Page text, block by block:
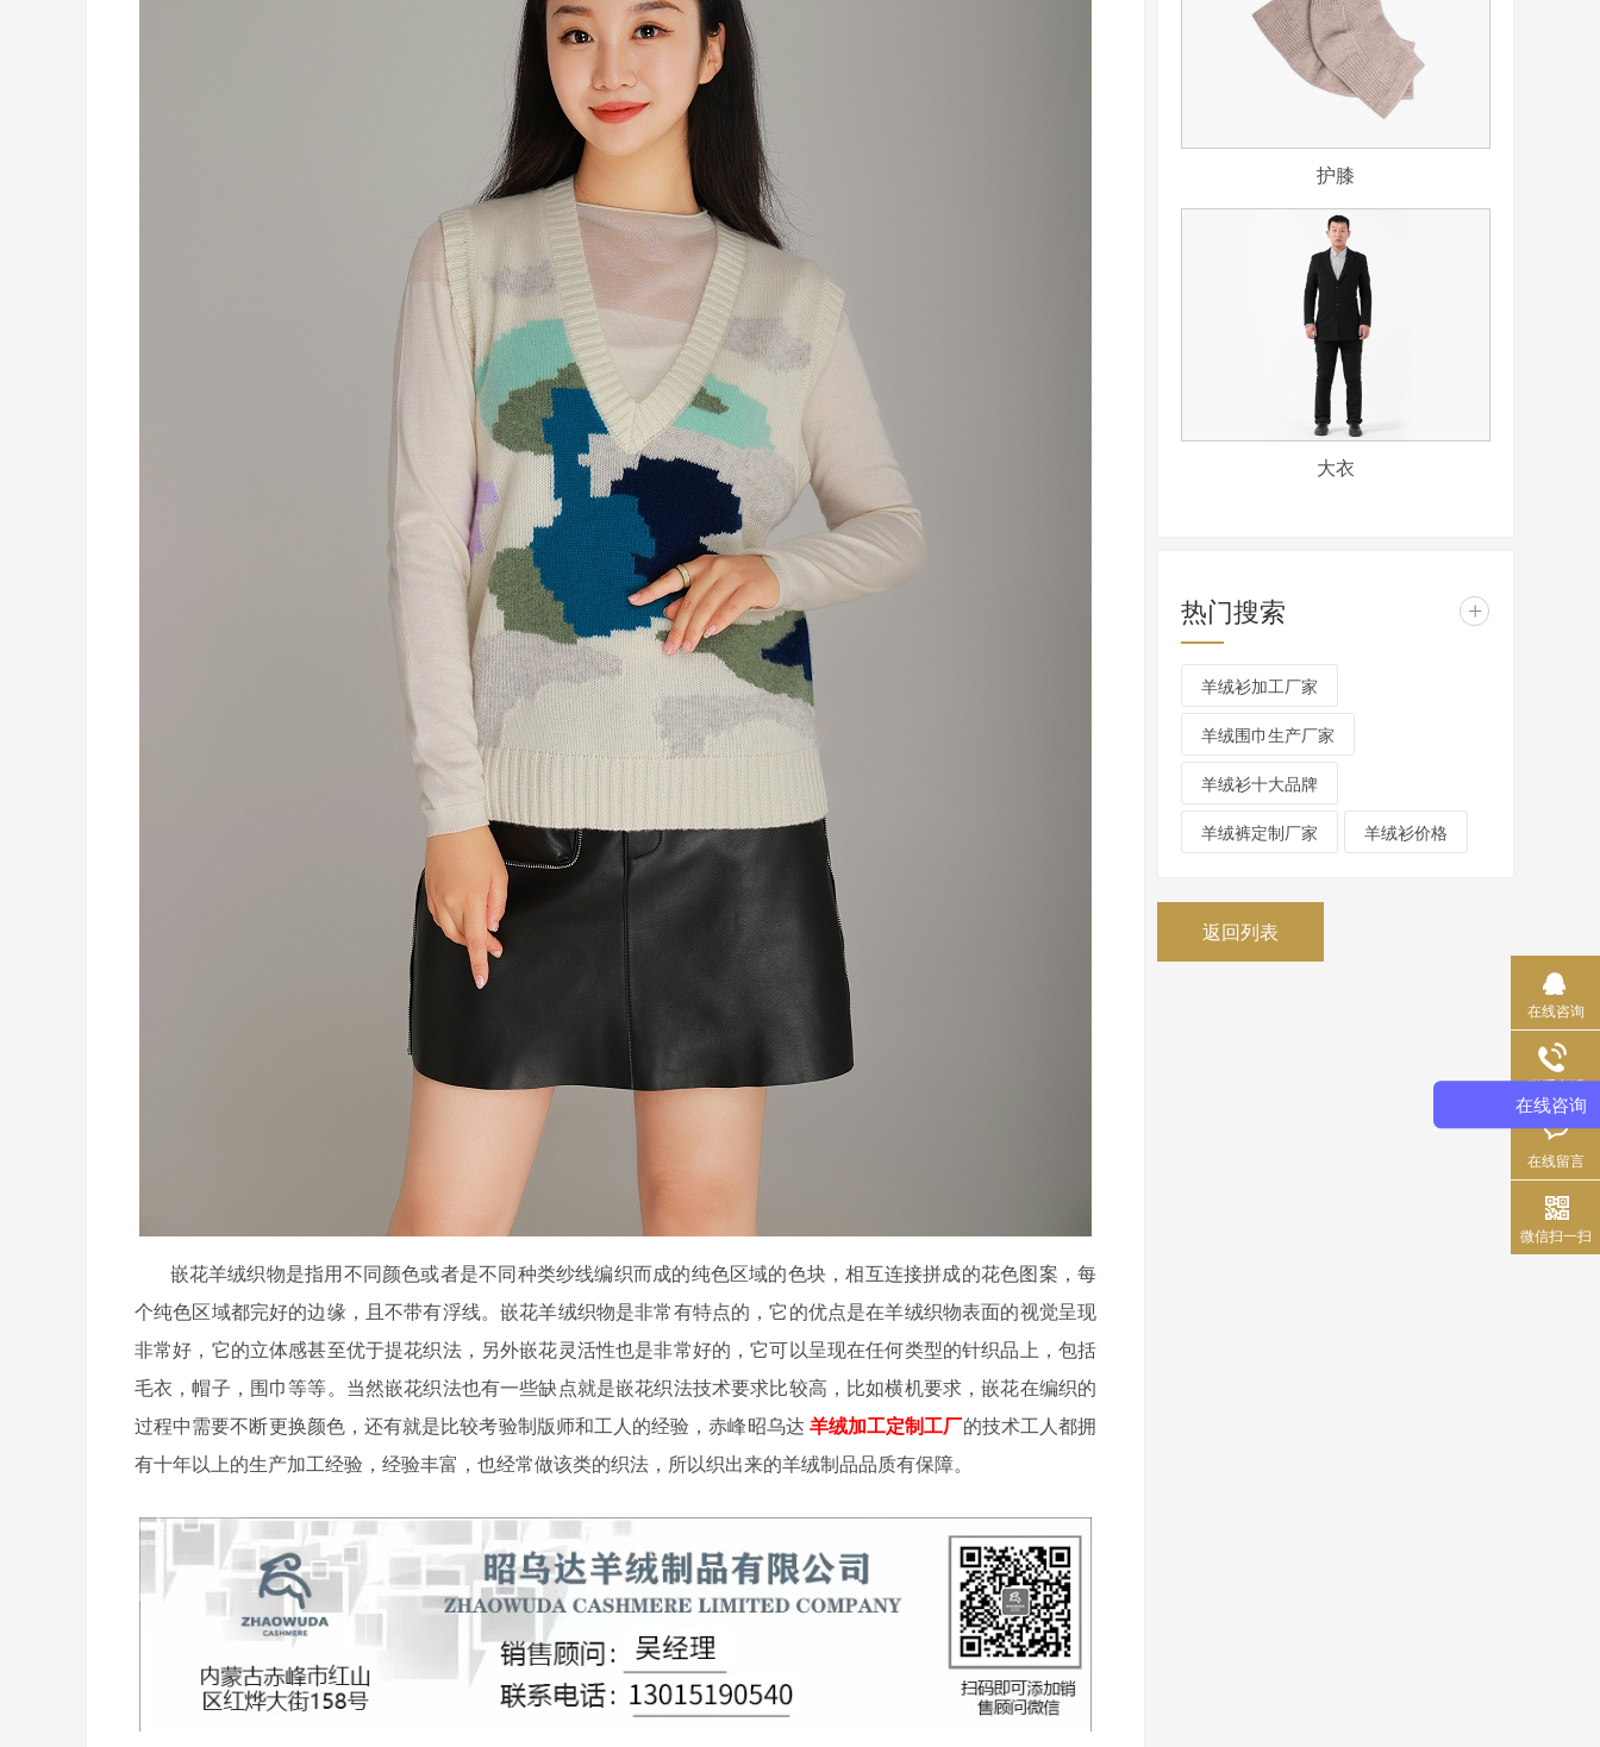
嵌花羊绒织物是指用不同颜色或者是不同种类纱线编织而成的纯色区域的色块，相互连接拼成的花色图案，每
个纯色区域都完好的边缘，且不带有浮线。嵌花羊绒织物是非常有特点的，它的优点是在羊绒织物表面的视觉呈现
非常好，它的立体感甚至优于提花织法，另外嵌花灵活性也是非常好的，它可以呈现在任何类型的针织品上，包括
毛衣，帽子，围巾等等。当然嵌花织法也有一些缺点就是嵌花织法技术要求比较高，比如横机要求，嵌花在编织的
过程中需要不断更换颜色，还有就是比较考验制版师和工人的经验，赤峰昭乌达 羊绒加工定制工厂的技术工人都拥
有十年以上的生产加工经验，经验丰富，也经常做该类的织法，所以织出来的羊绒制品品质有保障。
护膝
大衣
热门搜索 +
羊绒衫加工厂家
羊绒围巾生产厂家
羊绒衫十大品牌
羊绒裤定制厂家 羊绒衫价格
返回列表
在线咨询
联系电话
在线留言
微信扫一扫
在线咨询